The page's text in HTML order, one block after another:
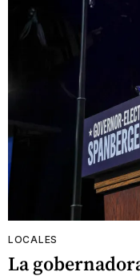
LOCALES
La